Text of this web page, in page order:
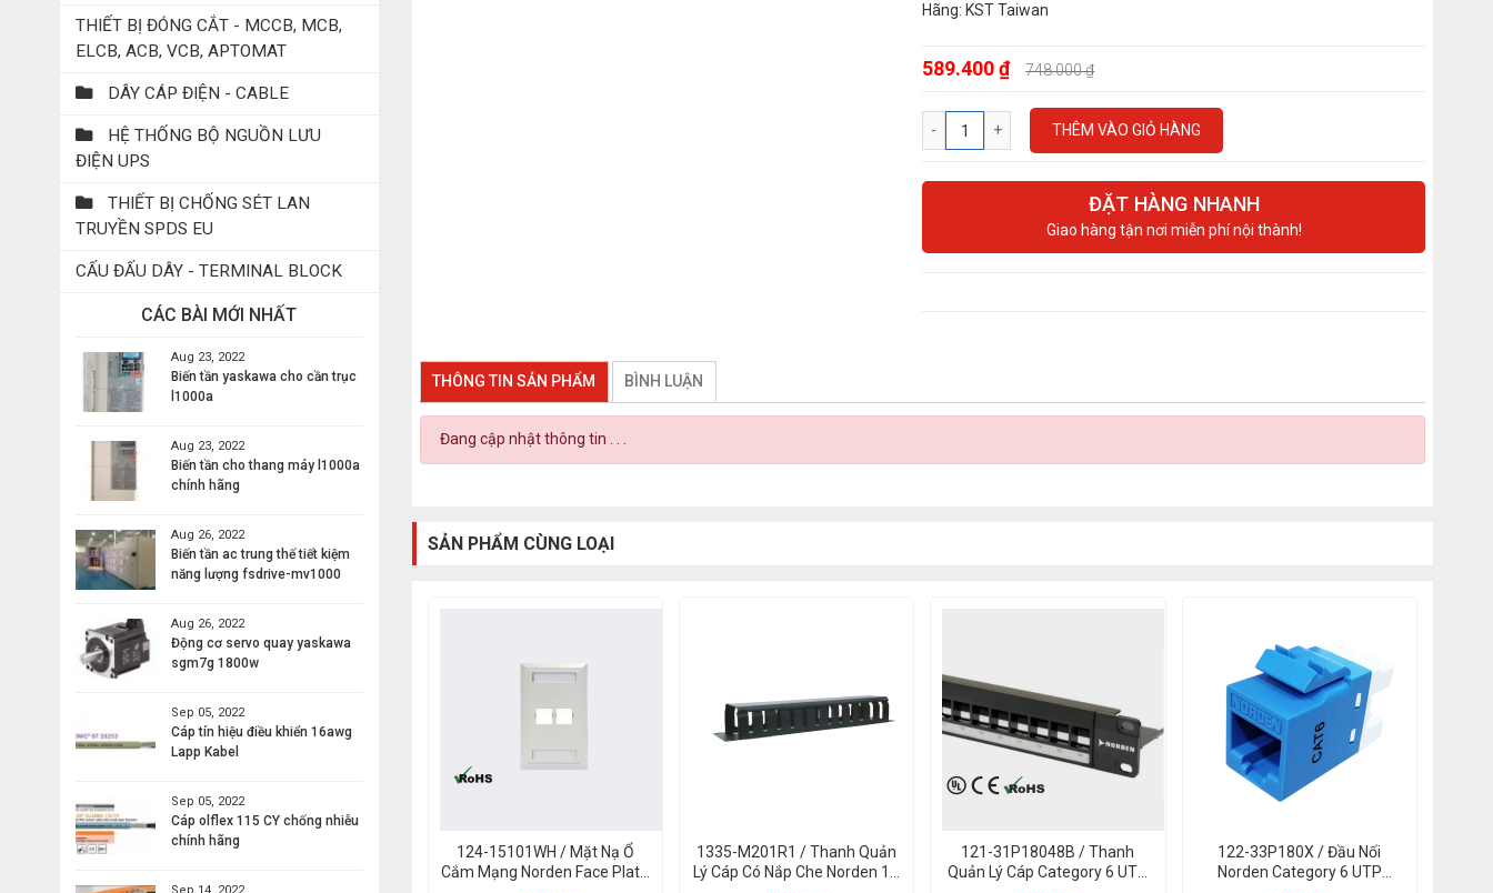
THIẾT BỊ ĐÓNG CẮT - MCCB, MCB,
ELCB, ACB, VCB, APTOMAT
DÂY CÁP ĐIỆN - CABLE
HỆ THỐNG BỘ NGUỒN LƯU
ĐIỆN UPS
THIẾT BỊ CHỐNG SÉT LAN
TRUYỀN SPDS EU
CẤU ĐẤU DÂY - TERMINAL BLOCK
CÁC BÀI MỚI NHẤT
Aug 23, 2022
Biến tần yaskawa cho cần trục
l1000a
Aug 23, 2022
Biến tần cho thang máy l1000a
chính hãng
Aug 26, 2022
Biến tần ac trung thế tiết kiệm
năng lượng fsdrive-mv1000
Aug 26, 2022
Động cơ servo quay yaskawa
sgm7g 1800w
Sep 05, 2022
Cáp tín hiệu điều khiển 16awg
Lapp Kabel
Sep 05, 2022
Cáp olflex 115 CY chống nhiễu
chính hãng
Hãng: KST Taiwan
589.400 ₫ 748.000 ₫
THÊM VÀO GIỎ HÀNG
ĐẶT HÀNG NHANH
Giao hàng tận nơi miễn phí nội thành!
THÔNG TIN SẢN PHẨM BÌNH LUẬN
Đang cập nhật thông tin . . .
SẢN PHẨM CÙNG LOẠI
124-15101WH / Mặt Nạ Ổ
Cắm Mạng Norden Face Plate
1335-M201R1 / Thanh Quản
Lý Cáp Có Nắp Che Norden 1U
121-31P18048B / Thanh
Quản Lý Cáp Category 6 UTP
122-33P180X / Đầu Nối
Norden Category 6 UTP